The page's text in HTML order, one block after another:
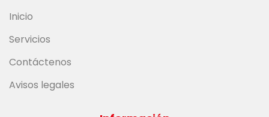
Inicio
Servicios
Contáctenos
Avisos legales